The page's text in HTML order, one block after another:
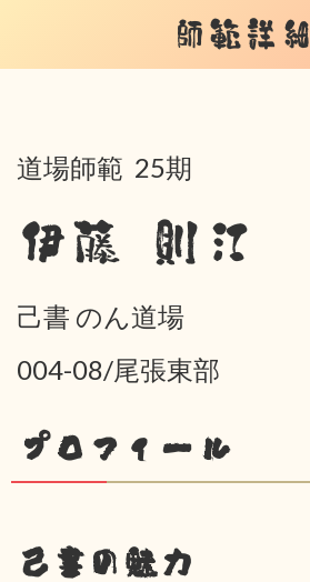
師範詳細
道場師範 25期
伊藤 則江
己書 のん道場
004-08/尾張東部
プロフィール
己書の魅力